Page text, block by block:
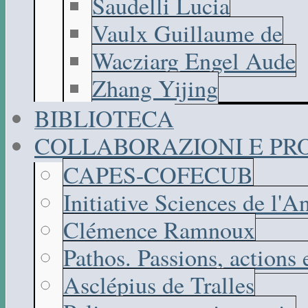
Vaulx Guillaume de
Wacziarg Engel Aude
Zhang Yijing
BIBLIOTECA
COLLABORAZIONI E
CAPES-COFECUB
Initiative Sciences de
Clémence Ramnoux
Pathos. Passions,
Asclépius de Tralles